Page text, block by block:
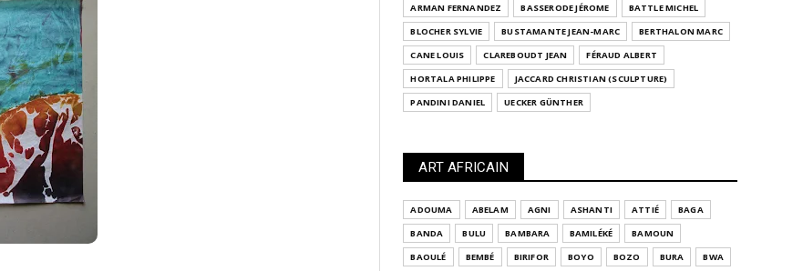
ARMAN FERNANDEZ BASSERODE JÉROME
BATTLE MICHEL
BLOCHER SYLVIE
BUSTAMANTE JEAN-MARC
BERTHALON MARC
CANE LOUIS
CLAREBOUDT JEAN
FÉRAUD ALBERT
HORTALA PHILIPPE
JACCARD CHRISTIAN (SCULPTURE)
PANDINI DANIEL
UECKER GÜNTHER
ART AFRICAIN
ADOUMA ABELAM AGNI ASHANTI ATTIÉ
BAGA
BANDA
BULU BAMBARA BAMILÉKÉ
BAMOUN
BAOULÉ
BEMBÉ BIRIFOR BOYO BOZO BURA
BWA